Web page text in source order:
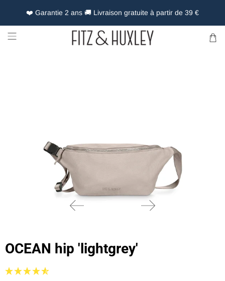
❤️ Garantie 2 ans 🚚 Livraison gratuite à partir de 39 €
OCEAN hip 'lightgrey'